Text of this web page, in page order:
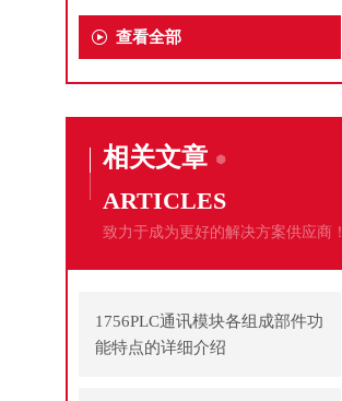
查看全部
相关文章
ARTICLES
致力于成为更好的解决方案供应商！
1756PLC通讯模块各组成部件功
能特点的详细介绍